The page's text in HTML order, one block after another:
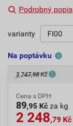
Podrobný popis
varianty
Na poptávku
3 747,98 Kč
Cena s DPH
89,95 Kč za kg
2 248,79 Kč